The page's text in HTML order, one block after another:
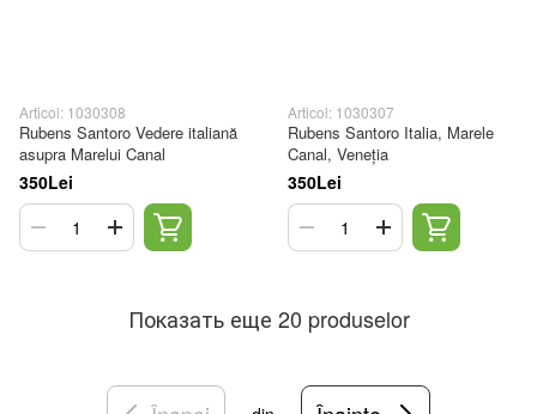
Articol: 1030308
Rubens Santoro Vedere italiană
asupra Marelui Canal
350Lei
Articol: 1030307
Rubens Santoro Italia, Marele
Canal, Veneția
350Lei
Показать еще 20 produselor